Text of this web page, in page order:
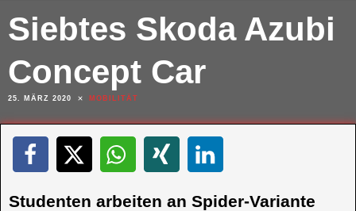
Siebtes Skoda Azubi
Concept Car
25. MÄRZ 2020 MOBILITÄT
Studenten arbeiten an Spider-Variante